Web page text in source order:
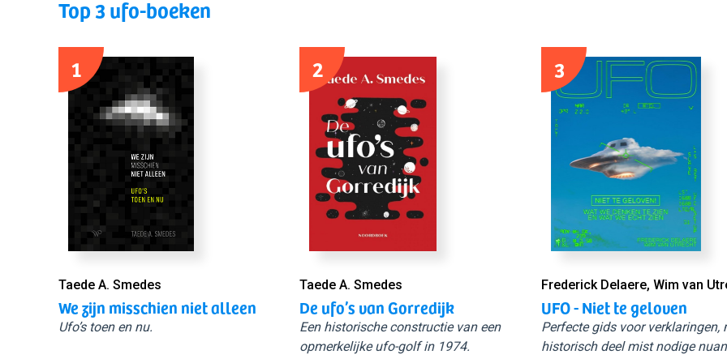
Top 3 ufo-boeken
1
Taede A. Smedes
We zijn misschien niet alleen
Ufo’s toen en nu.
2
Taede A. Smedes
De ufo’s van Gorredijk
Een historische constructie van een
opmerkelijke ufo-golf in 1974.
3
Frederick Delaere, Wim van
UFO - Niet te geloven
Perfecte gids voor verklaringen,
historisch deel mist nodige